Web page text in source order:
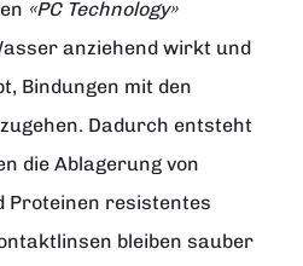
«PC Technology»
anziehend wirkt und
Bindungen mit den
Dadurch entsteht
die Ablagerung von
Proteinen resistentes
bleiben sauber